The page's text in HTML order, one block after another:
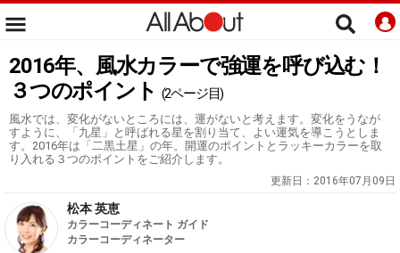
2016年、風水カラーで強運を呼び込む！
３つのポイント (2ページ目)
風水では、変化がないところには、運がないと考えます。変化をうなが
すように、「九星」と呼ばれる星を割り当て、よい運気を導こうとしま
す。2016年は「二黒土星」の年。開運のポイントとラッキーカラーを取
り入れる３つのポイントをご紹介します。
更新日： 2016年07月09日
松本 英恵
カラーコーディネート ガイド
カラーコーディネーター